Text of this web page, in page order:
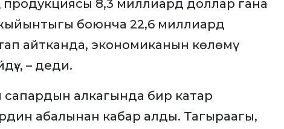
продукциясы 8,3 миллиард доллар гана
боюнча 22,6 миллиард
айтканда, экономиканын көлөмү
– деди.
алкагында бир катар
абалынан кабар алды. Тагыраагы,